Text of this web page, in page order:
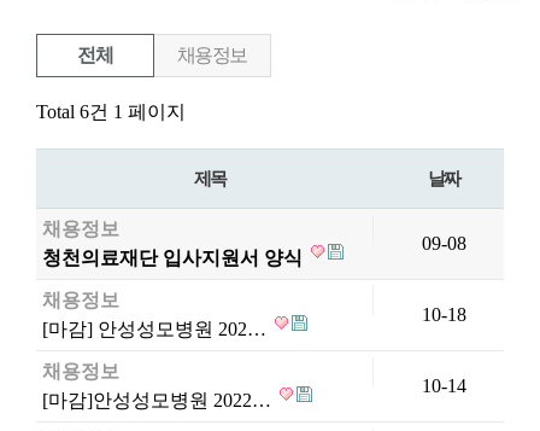
전체 채용정보
Total 6건 1 페이지
제목 날짜
채용정보
청천의료재단 입사지원서 양식
09-08
채용정보
[마감] 안성성모병원 202…
10-18
채용정보
[마감]안성성모병원 2022…
10-14